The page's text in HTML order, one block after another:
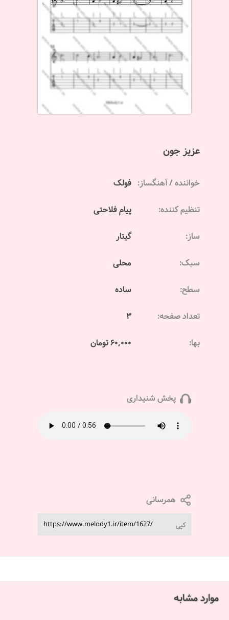
عزیز جون
خواننده / آهنگساز: فولک
تنظیم کننده: پیام فلاحتی
ساز: گیتار
سبک: محلی
سطح: ساده
تعداد صفحه: 3
بها: 60,000 تومان
پخش شنیداری
همرسانی
کپی
موارد مشابه